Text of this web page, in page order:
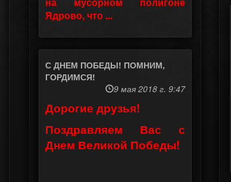
Ядрово, что ...
С ДНЕМ ПОБЕДЫ! ПОМНИМ,
ГОРДИМСЯ!
9 мая 2018 г. 9:47
Дорогие друзья!
Поздравляем Вас с
Днем Великой Победы!